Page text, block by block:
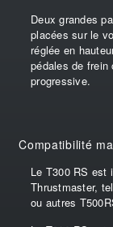
Deux grandes
placées sur le
réglée en
pédales de
progressive.
Compatibilité
Le T300 RS est
Thrustmaster,
ou autres